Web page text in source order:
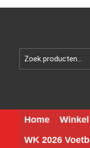
Home Winkel
WK 2026